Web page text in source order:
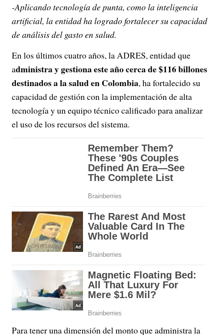
-Aplicando tecnología de punta, como la inteligencia
artificial, la entidad ha logrado fortalecer su capacidad
de análisis del gasto en salud.
En los últimos cuatro años, la ADRES, entidad que
administra y gestiona este año cerca de $116 billones
destinados a la salud en Colombia, ha fortalecido su
capacidad de gestión con la implementación de alta
tecnología y un equipo técnico calificado para analizar
el uso de los recursos del sistema.
Para tener una dimensión del monto que administra la